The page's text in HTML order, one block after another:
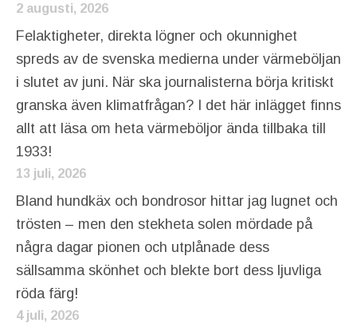
2 augusti, 2026
Felaktigheter, direkta lögner och okunnighet
spreds av de svenska medierna under värmeböljan
i slutet av juni. När ska journalisterna börja kritiskt
granska även klimatfrågan? I det här inlägget finns
allt att läsa om heta värmeböljor ända tillbaka till
1933!
13 juli, 2026
Bland hundkäx och bondrosor hittar jag lugnet och
trösten – men den stekheta solen mördade på
några dagar pionen och utplånade dess
sällsamma skönhet och blekte bort dess ljuvliga
röda färg!
4 juli, 2026